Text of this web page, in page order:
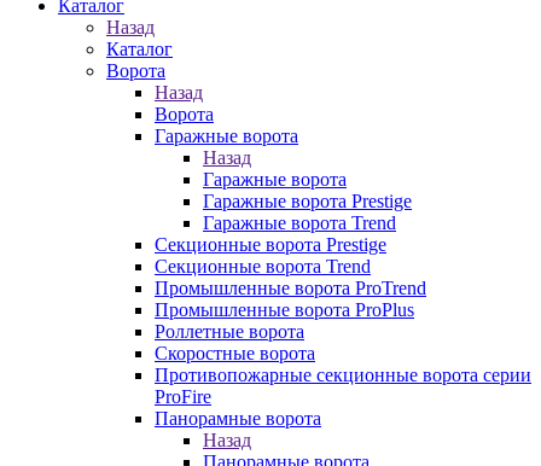
Каталог
Назад
Каталог
Ворота
Назад
Ворота
Гаражные ворота
Назад
Гаражные ворота
Гаражные ворота Prestige
Гаражные ворота Trend
Секционные ворота Prestige
Секционные ворота Trend
Промышленные ворота ProTrend
Промышленные ворота ProPlus
Роллетные ворота
Скоростные ворота
Противопожарные секционные ворота серии
ProFire
Панорамные ворота
Назад
Панорамные ворота